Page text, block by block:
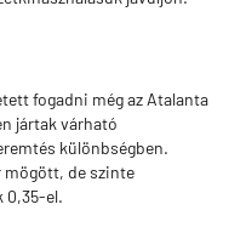
fogadni még az Atalanta
jártak várható
különbségben.
mögött, de szinte
0,35-el.